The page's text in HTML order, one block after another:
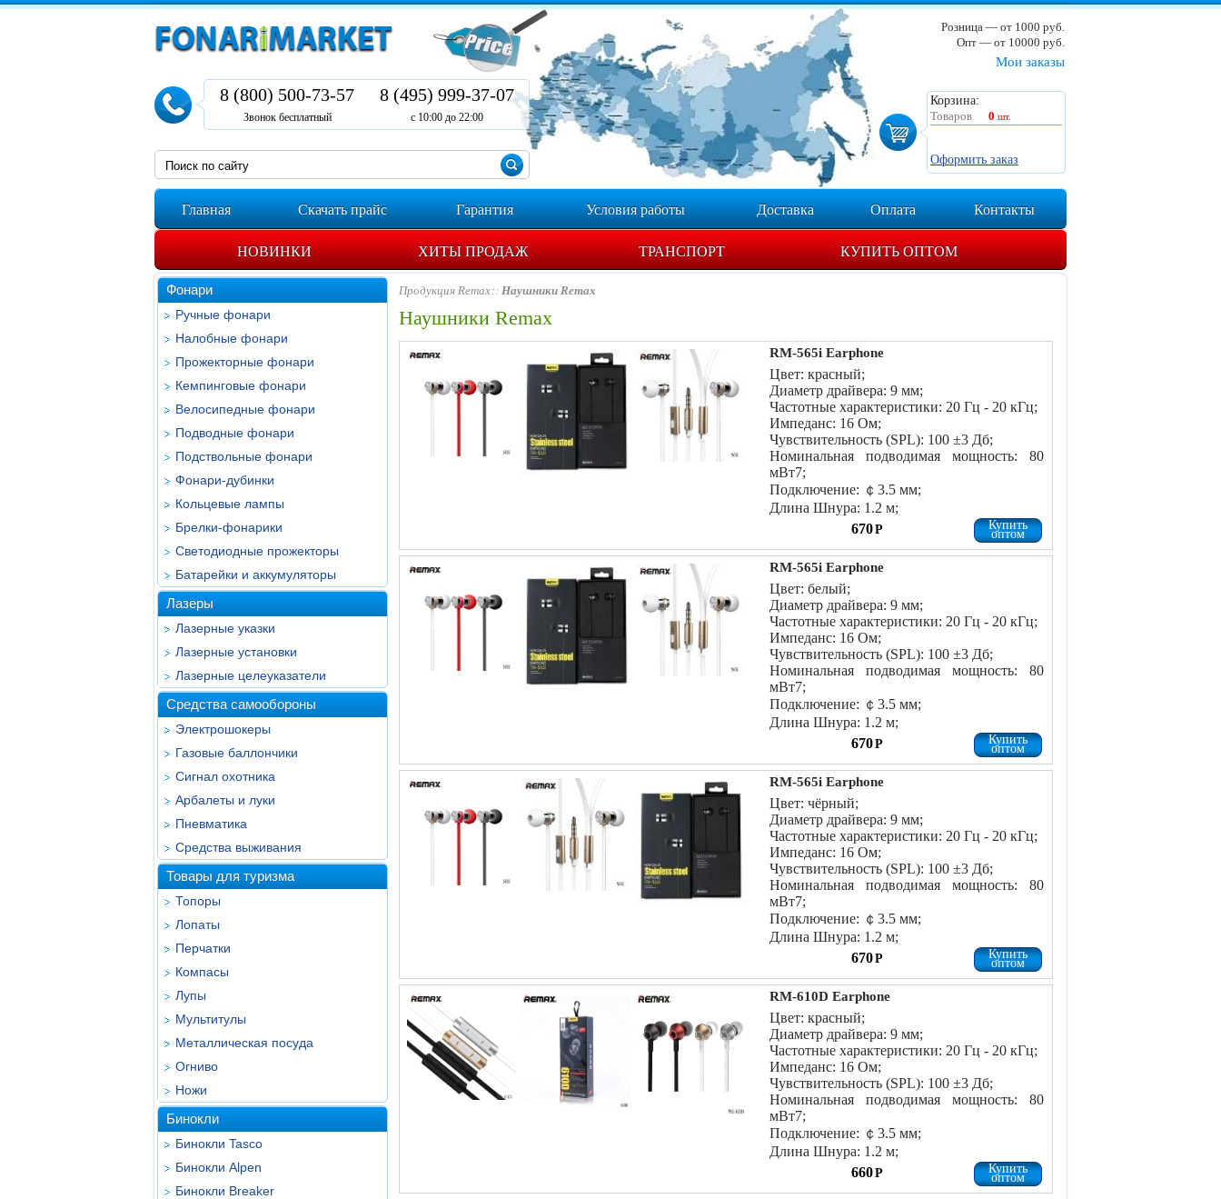
Мои заказы
Корзина:
Товаров
0 шт.
Оформить заказ
8 (800) 500-73-57
Звонок бесплатный
8 (495) 999-37-07
с 10:00 до 22:00
Розница — от 1000 руб.
Опт — от 10000 руб.
Главная Скачать прайс Гарантия Условия работы Доставка Оплата Контакты
НОВИНКИ ХИТЫ ПРОДАЖ ТРАНСПОРТ КУПИТЬ ОПТОМ
Фонари
Ручные фонари
Налобные фонари
Прожекторные фонари
Кемпинговые фонари
Велосипедные фонари
Подводные фонари
Подствольные фонари
Фонари-дубинки
Кольцевые лампы
Брелки-фонарики
Светодиодные прожекторы
Батарейки и аккумуляторы
Лазеры
Лазерные указки
Лазерные установки
Лазерные целеуказатели
Средства самообороны
Электрошокеры
Газовые баллончики
Сигнал охотника
Арбалеты и луки
Пневматика
Средства выживания
Товары для туризма
Топоры
Лопаты
Перчатки
Компасы
Лупы
Мультитулы
Металлическая посуда
Огниво
Ножи
Бинокли
Бинокли Tasco
Бинокли Alpen
Бинокли Breaker
Продукция Remax Наушники Remax
Наушники Remax
RM-565i Earphone
Цвет: красный;
Диаметр драйвера: 9 мм;
Частотные характеристики: 20 Гц - 20 кГц;
Импеданс: 16 Ом;
Чувствительность (SPL): 100 ±3 Дб;
Номинальная подводимая мощность: 80
мВт7;
Подключение: ￠3.5 мм;
Длина Шнура: 1.2 м;
670Р Купить
оптом
RM-565i Earphone
Цвет: белый;
Диаметр драйвера: 9 мм;
Частотные характеристики: 20 Гц - 20 кГц;
Импеданс: 16 Ом;
Чувствительность (SPL): 100 ±3 Дб;
Номинальная подводимая мощность: 80
мВт7;
Подключение: ￠3.5 мм;
Длина Шнура: 1.2 м;
670Р Купить
оптом
RM-565i Earphone
Цвет: чёрный;
Диаметр драйвера: 9 мм;
Частотные характеристики: 20 Гц - 20 кГц;
Импеданс: 16 Ом;
Чувствительность (SPL): 100 ±3 Дб;
Номинальная подводимая мощность: 80
мВт7;
Подключение: ￠3.5 мм;
Длина Шнура: 1.2 м;
670Р Купить
оптом
RM-610D Earphone
Цвет: красный;
Диаметр драйвера: 9 мм;
Частотные характеристики: 20 Гц - 20 кГц;
Импеданс: 16 Ом;
Чувствительность (SPL): 100 ±3 Дб;
Номинальная подводимая мощность: 80
мВт7;
Подключение: ￠3.5 мм;
Длина Шнура: 1.2 м;
660Р Купить
оптом